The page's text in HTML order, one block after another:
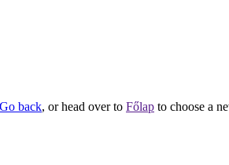
Go back, or head over to Főlap to choose a